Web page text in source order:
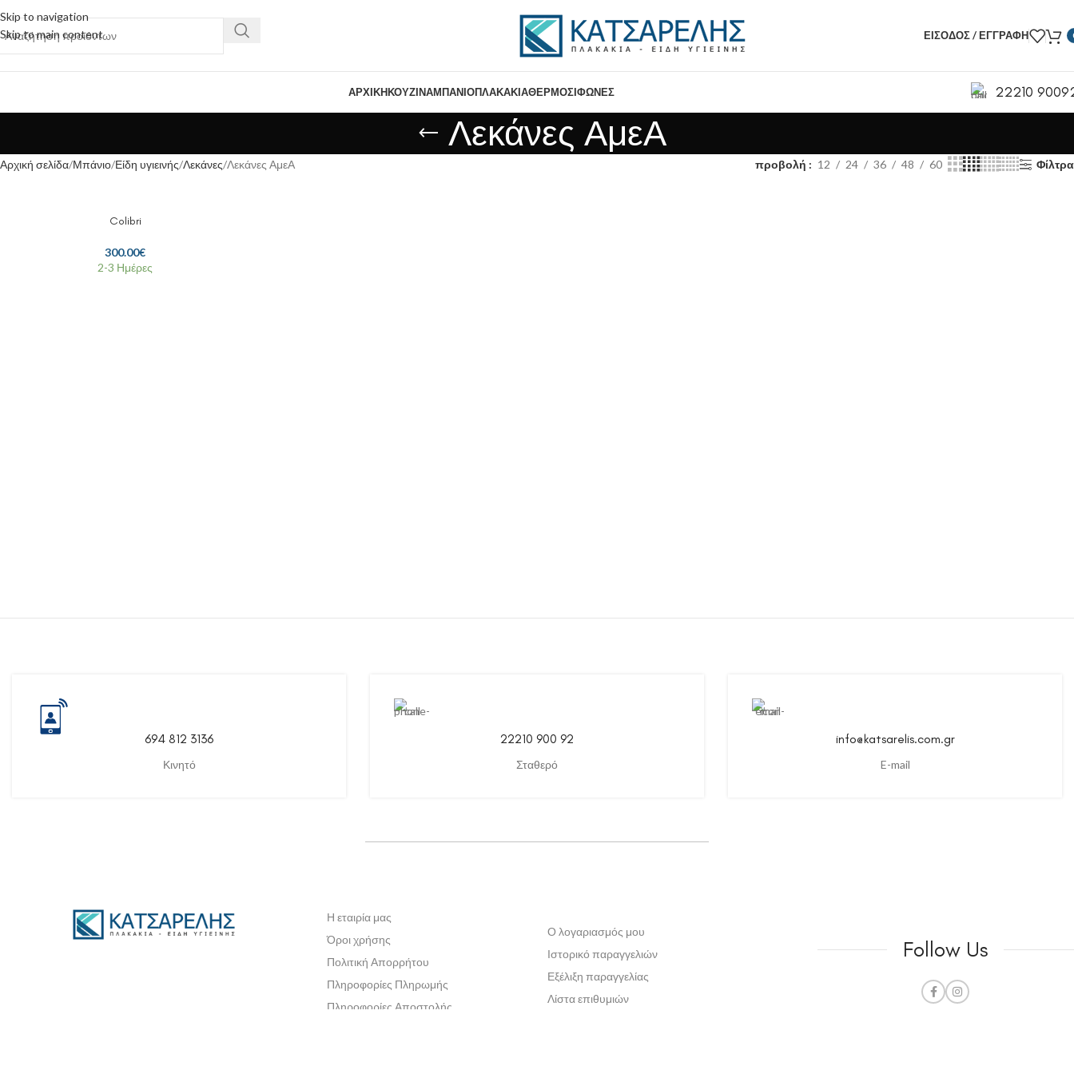
Skip to navigation
Skip to main content
ΕΊΣΟΔΟΣ / ΕΓΓΡΑΦΉ
ΑΡΧΙΚΉΚΟΥΖΊΝΑΜΠΆΝΙΟΠΛΑΚΆΚΙΑΘΕΡΜΟΣΊΦΩΝΕΣ 22210
Λεκάνες ΑμεΑ
Αρχική σελίδα Μπάνιο Είδη υγιεινής Λεκάνες Λεκάνες ΑμεΑ προβολή 12 24 36 48 60 Φίλτρα
Colibri
300.00€
2-3 Ημέρες
694 812 3136
Κινητό
22210 900 92
Σταθερό
info@katsarelis.com.gr
E-mail
Η εταιρία μας
Όροι χρήσης
Πολιτική Απορρήτου
Πληροφορίες Πληρωμής
Πληροφορίες Αποστολής
Ο λογαριασμός μου
Ιστορικό παραγγελιών
Εξέλιξη παραγγελίας
Λίστα επιθυμιών
Follow Us